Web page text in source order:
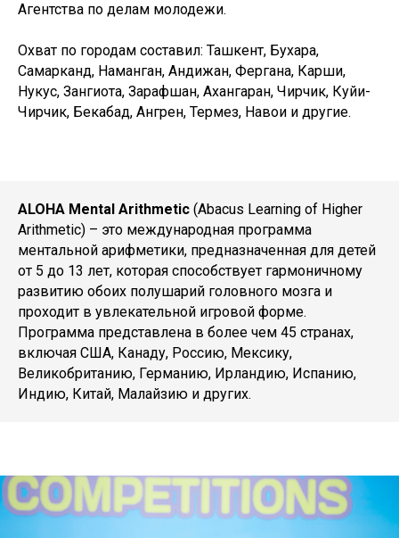
Агентства по делам молодежи.
Охват по городам составил: Ташкент, Бухара,
Самарканд, Наманган, Андижан, Фергана, Карши,
Нукус, Зангиота, Зарафшан, Ахангаран, Чирчик, Куйи-
Чирчик, Бекабад, Ангрен, Термез, Навои и другие.
ALOHA Mental Arithmetic (Abacus Learning of Higher
Arithmetic) – это международная программа
ментальной арифметики, предназначенная для детей
от 5 до 13 лет, которая способствует гармоничному
развитию обоих полушарий головного мозга и
проходит в увлекательной игровой форме.
Программа представлена в более чем 45 странах,
включая США, Канаду, Россию, Мексику,
Великобританию, Германию, Ирландию, Испанию,
Индию, Китай, Малайзию и других.